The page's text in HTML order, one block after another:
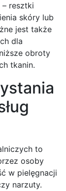
– resztki
skóry lub
jest także
dla
obroty
tkanin.
to
osoby
w pielęgnacji
narzuty.